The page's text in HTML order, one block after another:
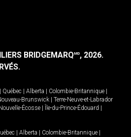
BRIDGEMARQMD, 2026.
Québec Alberta Colombie-Britannique
Brunswick
Terre-Neuve-et-Labrador
Écosse Île-du-Prince-Édouard
Alberta Colombie-Britannique